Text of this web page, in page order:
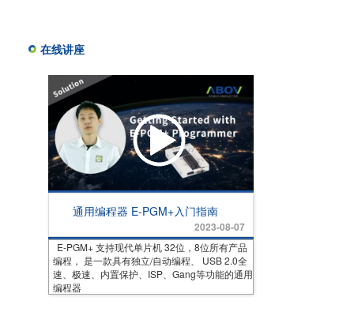
在线讲座
通用编程器 E-PGM+入门指南
2023-08-07
E-PGM+ 支持现代单片机 32位，8位所有产品
编程， 是一款具有独立/自动编程、 USB 2.0全
速、极速、内置保护、ISP、Gang等功能的通用
编程器